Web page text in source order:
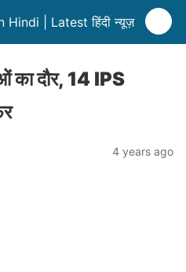
| Latest हिंदी न्यूज़
का दौर, 14 IPS
4 years ago